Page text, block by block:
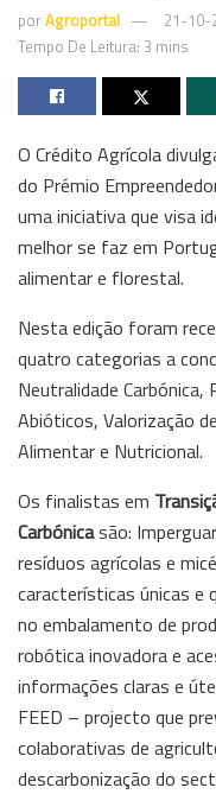
porAgroportal
21-10-
Tempo De Leitura: 3 mins
O Crédito Agrícola
do Prémio
uma iniciativa que visa
melhor se faz em
alimentar e florestal.
Nesta edição foram
quatro categorias a
Neutralidade
Abióticos, Valorização
Alimentar e Nutricional.
Os finalistas em
Carbónicasão:
resíduos agrícolas e
características únicas e
no embalamento de
robótica inovadora e
informações claras e
FEED – projecto que
colaborativas de
descarbonização do